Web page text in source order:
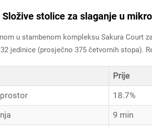
stolice za slaganje u
u stambenom kompleksu Sakura Court
jedinice (prosječno 375 četvornih stopa).
Prije
18.7%
9 min